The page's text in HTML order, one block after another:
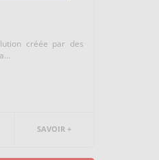
créée par des
SAVOIR +